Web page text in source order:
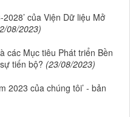
của Viện Dữ liệu Mở
08/2023)
các Mục tiêu Phát triển Bền
tiến bộ? (23/08/2023)
2023 của chúng tôi’ - bản